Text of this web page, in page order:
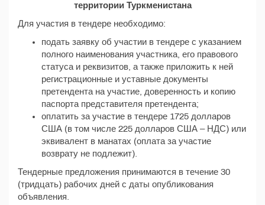
территории Туркменистана
Для участия в тендере необходимо:
подать заявку об участии в тендере с указанием
полного наименования участника, его правового
статуса и реквизитов, а также приложить к ней
регистрационные и уставные документы
претендента на участие, доверенность и копию
паспорта представителя претендента;
оплатить за участие в тендере 1725 долларов
США (в том числе 225 долларов США – НДС) или
эквивалент в манатах (оплата за участие
возврату не подлежит).
Тендерные предложения принимаются в течение 30
(тридцать) рабочих дней с даты опубликования
объявления.